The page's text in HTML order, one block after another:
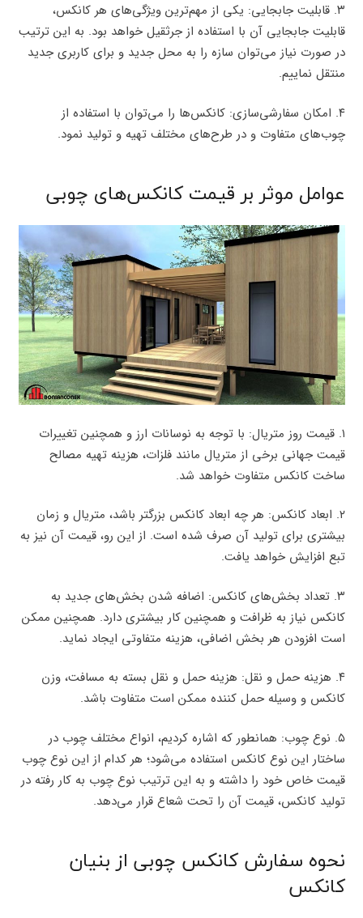
۳. قابلیت جابجایی: یکی از مهم‌ترین ویژگی‌های هر کانکس،
قابلیت جابجایی آن با استفاده از جرثقیل خواهد بود. به این ترتیب
در صورت نیاز می‌توان سازه را به محل جدید و برای کاربری جدید
منتقل نماییم.
۴. امکان سفارشی‌سازی: کانکس‌ها را می‌توان با استفاده از
چوب‌های متفاوت و در طرح‌های مختلف تهیه و تولید نمود.
عوامل موثر بر قیمت کانکس‌های چوبی
۱. قیمت روز متریال: با توجه به نوسانات ارز و همچنین تغییرات
قیمت جهانی برخی از متریال مانند فلزات، هزینه تهیه مصالح
ساخت کانکس متفاوت خواهد شد.
۲. ابعاد کانکس: هر چه ابعاد کانکس بزرگتر باشد، متریال و زمان
بیشتری برای تولید آن صرف شده است. از این رو، قیمت آن نیز به
تبع افزایش خواهد یافت.
۳. تعداد بخش‌های کانکس: اضافه شدن بخش‌های جدید به
کانکس نیاز به ظرافت و همچنین کار بیشتری دارد. همچنین ممکن
است افزودن هر بخش اضافی، هزینه متفاوتی ایجاد نماید.
۴. هزینه حمل و نقل: هزینه حمل و نقل بسته به مسافت، وزن
کانکس و وسیله حمل کننده ممکن است متفاوت باشد.
۵. نوع چوب: همانطور که اشاره کردیم، انواع مختلف چوب در
ساختار این نوع کانکس استفاده می‌شود؛ هر کدام از این نوع چوب
قیمت خاص خود را داشته و به این ترتیب نوع چوب به کار رفته در
تولید کانکس، قیمت آن را تحت شعاع قرار می‌دهد.
نحوه سفارش کانکس چوبی از بنیان
کانکس